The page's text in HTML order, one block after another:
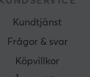
Kundtjänst
Frågor & svar
Köpvillkor